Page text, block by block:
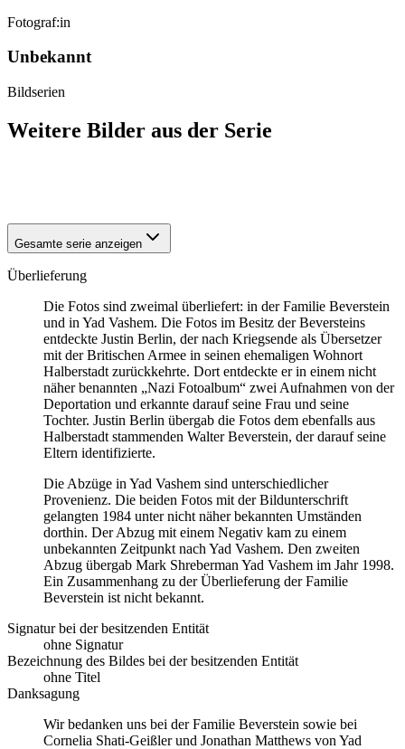
Fotograf:in
Unbekannt
Bildserien
Weitere Bilder aus der Serie
Gesamte serie anzeigen
Überlieferung
Die Fotos sind zweimal überliefert: in der Familie Beverstein
und in Yad Vashem. Die Fotos im Besitz der Beversteins
entdeckte Justin Berlin, der nach Kriegsende als Übersetzer
mit der Britischen Armee in seinen ehemaligen Wohnort
Halberstadt zurückkehrte. Dort entdeckte er in einem nicht
näher benannten „Nazi Fotoalbum“ zwei Aufnahmen von der
Deportation und erkannte darauf seine Frau und seine
Tochter. Justin Berlin übergab die Fotos dem ebenfalls aus
Halberstadt stammenden Walter Beverstein, der darauf seine
Eltern identifizierte.
Die Abzüge in Yad Vashem sind unterschiedlicher
Provenienz. Die beiden Fotos mit der Bildunterschrift
gelangten 1984 unter nicht näher bekannten Umständen
dorthin. Der Abzug mit einem Negativ kam zu einem
unbekannten Zeitpunkt nach Yad Vashem. Den zweiten
Abzug übergab Mark Shreberman Yad Vashem im Jahr 1998.
Ein Zusammenhang zu der Überlieferung der Familie
Beverstein ist nicht bekannt.
Signatur bei der besitzenden Entität
ohne Signatur
Bezeichnung des Bildes bei der besitzenden Entität
ohne Titel
Danksagung
Wir bedanken uns bei der Familie Beverstein sowie bei
Cornelia Shati-Geißler und Jonathan Matthews von Yad